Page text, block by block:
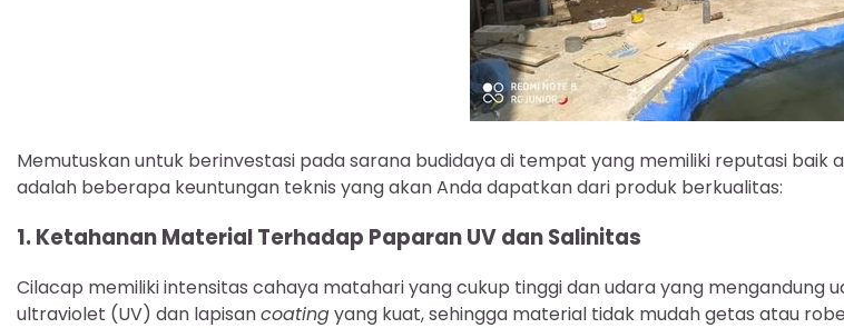
Memutuskan untuk berinvestasi pada sarana budidaya di tempat yang memiliki reputasi baik
adalah beberapa keuntungan teknis yang akan Anda dapatkan dari produk berkualitas:
1. Ketahanan Material Terhadap Paparan UV dan Salinitas
Cilacap memiliki intensitas cahaya matahari yang cukup tinggi dan udara yang mengandung
ultraviolet (UV) dan lapisancoatingyang kuat, sehingga material tidak mudah getas atau